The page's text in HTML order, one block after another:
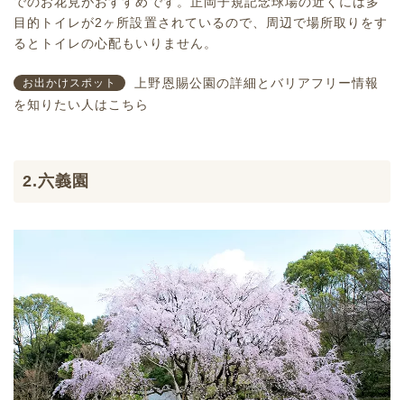
目的トイレが2ヶ所設置されているので、周辺で場所取りをす
るとトイレの心配もいりません。
お出かけスポット
上野恩賜公園の詳細とバリアフリー情報
を知りたい人はこちら
2.六義園